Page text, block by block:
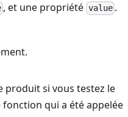
, et une propriété value.
produit si vous testez le
qui a été appelée